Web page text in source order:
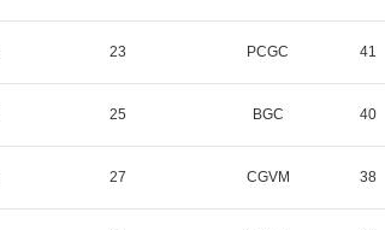
23 PCGC 41
25 BGC 40
27 CGVM 38